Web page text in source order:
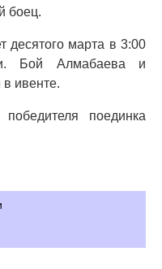
боец.
десятого марта в 3:00
Бой Алмабаева и
ивенте.
поединка